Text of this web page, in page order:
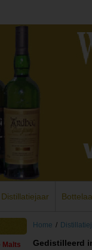
Distillatiejaar
Malts
Home /
Gedistilleerd